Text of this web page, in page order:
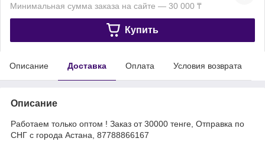
Минимальная сумма заказа на сайте — 30 000 ₸
Купить
Описание Доставка Оплата Условия возврата
Описание
Работаем только оптом ! Заказ от 30000 тенге, Отправка по
СНГ с города Астана, 87788866167